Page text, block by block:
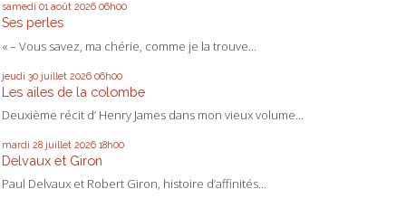
samedi 01 août 2026 06h00
Ses perles
« – Vous savez, ma chérie, comme je la trouve...
jeudi 30 juillet 2026 06h00
Les ailes de la colombe
Deuxième récit d’ Henry James dans mon vieux volume...
mardi 28 juillet 2026 18h00
Delvaux et Giron
Paul Delvaux et Robert Giron, histoire d’affinités...